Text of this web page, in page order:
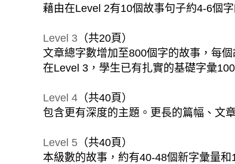
藉由在Level 2有10個故事句子約4-6個
Level 3 （共20頁）
文章總字數增加至800個字的故事，每
在Level 3，學生已有扎實的基礎字彙
Level 4 （共40頁）
包含更有深度的主題。更長的篇幅、文
Level 5 （共40頁）
本級數的故事，約有40-48個新字彙量和